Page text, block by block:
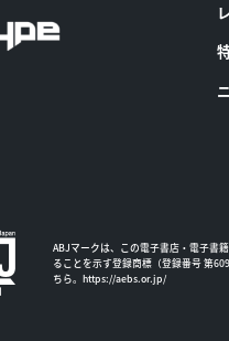
ABJマークは、この電子書店・電子書
ることを示す登録商標（登録番号 第
ちら。 https://aebs.or.jp/